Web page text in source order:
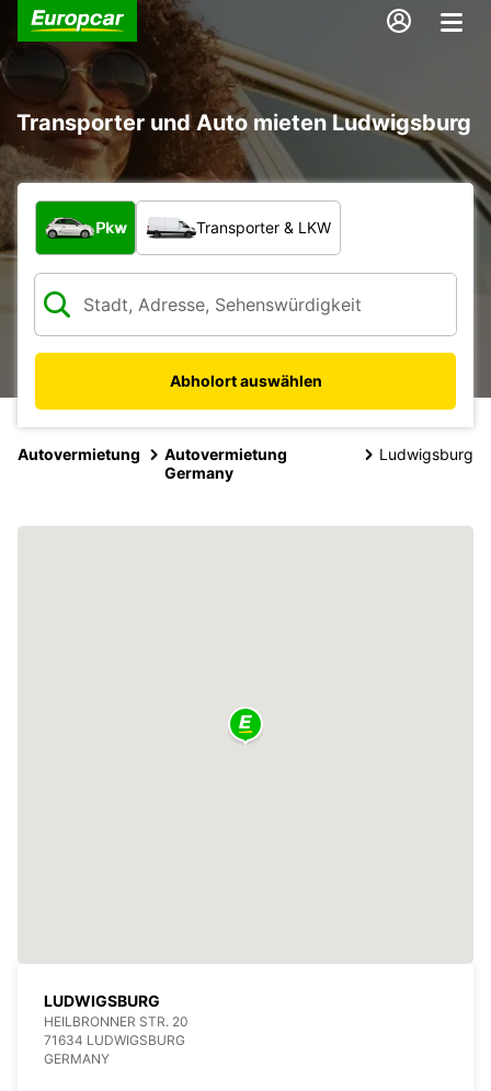
Transporter und Auto mieten Ludwigsburg
Welche Art von Fahrzeug?
Pkw Transporter & LKW
Abholort auswählen
Autovermietung
Autovermietung
Germany
Ludwigsburg
LUDWIGSBURG
HEILBRONNER STR. 20
71634 LUDWIGSBURG
GERMANY